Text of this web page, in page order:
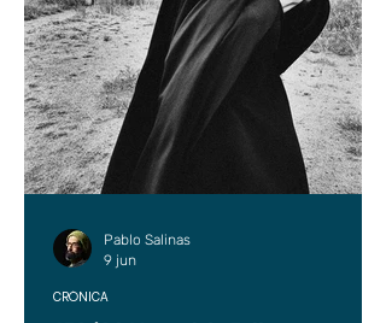
CRÓNICA
Pablo Salinas
9 jun